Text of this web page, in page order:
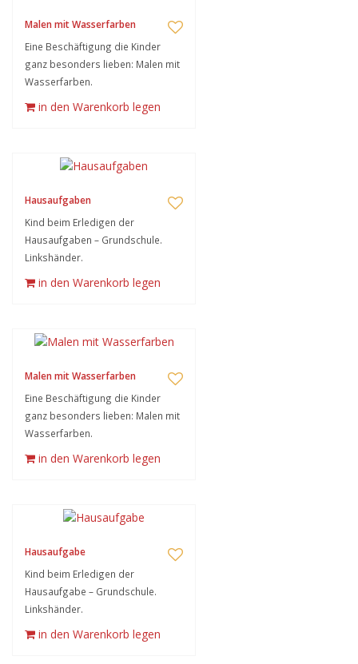
Malen mit Wasserfarben
Eine Beschäftigung die Kinder
ganz besonders lieben: Malen mit
Wasserfarben.
in den Warenkorb legen
Hausaufgaben
Kind beim Erledigen der
Hausaufgaben – Grundschule.
Linkshänder.
in den Warenkorb legen
Malen mit Wasserfarben
Eine Beschäftigung die Kinder
ganz besonders lieben: Malen mit
Wasserfarben.
in den Warenkorb legen
Hausaufgabe
Kind beim Erledigen der
Hausaufgabe – Grundschule.
Linkshänder.
in den Warenkorb legen